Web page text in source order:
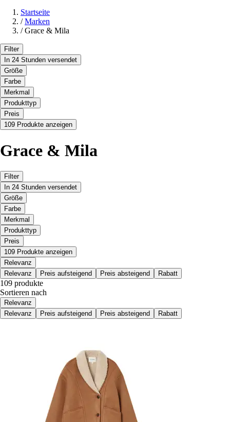
Startseite
/ Marken
/ Grace & Mila
Filter
In 24 Stunden versendet
Größe
Farbe
Merkmal
Produkttyp
Preis
109 Produkte anzeigen
Grace & Mila
Filter
In 24 Stunden versendet
Größe
Farbe
Merkmal
Produkttyp
Preis
109 Produkte anzeigen
Relevanz
Relevanz
Preis aufsteigend Preis absteigend Rabatt
109 produkte
Sortieren nach
Relevanz
Relevanz
Preis aufsteigend Preis absteigend Rabatt